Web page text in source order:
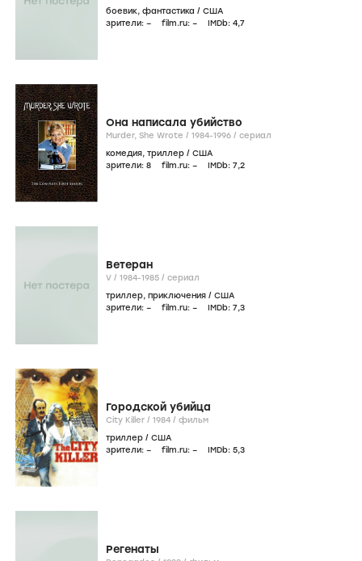
боевик, фантастика / США
зрители: – film.ru: – IMDb: 4,7
Она написала убийство
Murder, She Wrote / 1984-1996 / сериал
комедия, триллер / США
зрители: 8 film.ru: – IMDb: 7,2
Ветеран
V / 1984-1985 / сериал
триллер, приключения / США
зрители: – film.ru: – IMDb: 7,3
Городской убийца
City Killer / 1984 / фильм
триллер / США
зрители: – film.ru: – IMDb: 5,3
Регенаты